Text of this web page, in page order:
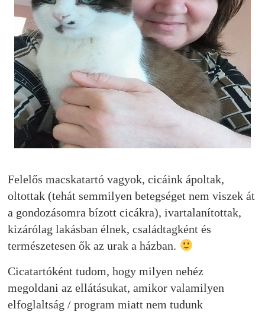
Felelős macskatartó vagyok, cicáink ápoltak,
oltottak (tehát semmilyen betegséget nem viszek át
a gondozásomra bízott cicákra), ivartalanítottak,
kizárólag lakásban élnek, családtagként és
természetesen ők az urak a házban.
Cicatartóként tudom, hogy milyen nehéz
megoldani az ellátásukat, amikor valamilyen
elfoglaltság / program miatt nem tudunk